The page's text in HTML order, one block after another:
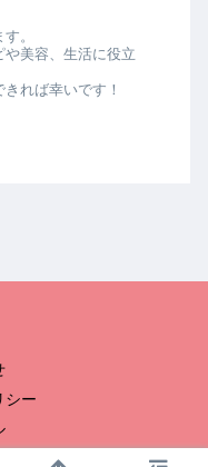
。
美容、生活に役立
れば幸いです！
シー